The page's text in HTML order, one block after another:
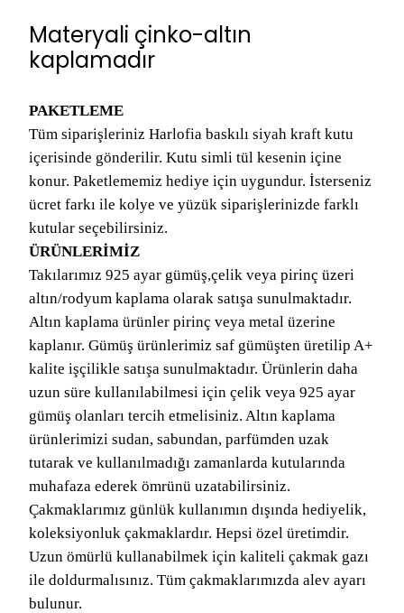
Materyali çinko-altın
kaplamadır
PAKETLEME
Tüm siparişleriniz Harlofia baskılı siyah kraft kutu
içerisinde gönderilir. Kutu simli tül kesenin içine
konur. Paketlememiz hediye için uygundur. İsterseniz
ücret farkı ile kolye ve yüzük siparişlerinizde farklı
kutular seçebilirsiniz.
ÜRÜNLERİMİZ
Takılarımız 925 ayar gümüş,çelik veya pirinç üzeri
altın/rodyum kaplama olarak satışa sunulmaktadır.
Altın kaplama ürünler pirinç veya metal üzerine
kaplanır. Gümüş ürünlerimiz saf gümüşten üretilip A+
kalite işçilikle satışa sunulmaktadır. Ürünlerin daha
uzun süre kullanılabilmesi için çelik veya 925 ayar
gümüş olanları tercih etmelisiniz. Altın kaplama
ürünlerimizi sudan, sabundan, parfümden uzak
tutarak ve kullanılmadığı zamanlarda kutularında
muhafaza ederek ömrünü uzatabilirsiniz.
Çakmaklarımız günlük kullanımın dışında hediyelik,
koleksiyonluk çakmaklardır. Hepsi özel üretimdir.
Uzun ömürlü kullanabilmek için kaliteli çakmak gazı
ile doldurmalısınız. Tüm çakmaklarımızda alev ayarı
bulunur.